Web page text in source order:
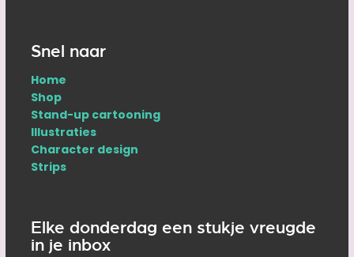
Snel naar
Home
Shop
Stand-up cartooning
Illustraties
Character design
Strips
Elke donderdag een stukje vreugde
in je inbox